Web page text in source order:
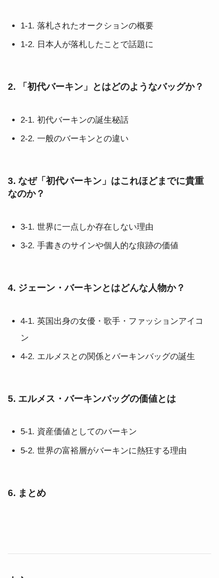
1-1. 落札されたオークションの概要
1-2. 日本人が落札したことで話題に
2. 「初代バーキン」とはどのようなバッグか？
2-1. 初代バーキンの誕生秘話
2-2. 一般のバーキンとの違い
3. なぜ「初代バーキン」はこれほどまでに貴重
なのか？
3-1. 世界に一点しか存在しない理由
3-2. 手書きのサインや個人的な痕跡の価値
4. ジェーン・バーキンとはどんな人物か？
4-1. 英国出身の女優・歌手・ファッションアイコ
ン
4-2. エルメスとの関係とバーキンバッグの誕生
5. エルメス・バーキンバッグの価値とは
5-1. 資産価値としてのバーキン
5-2. 世界の富裕層がバーキンに熱狂する理由
6. まとめ